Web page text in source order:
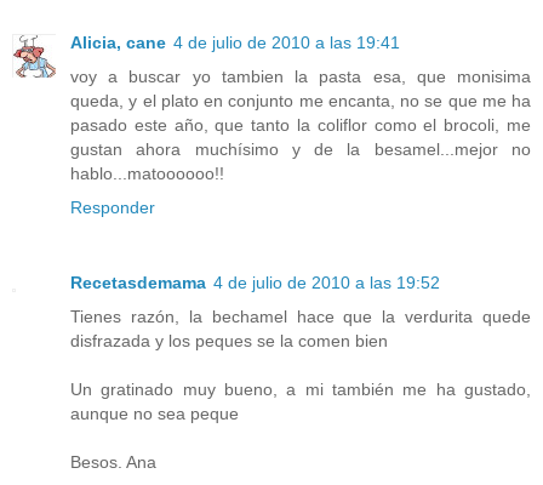
Alicia, cane 4 de julio de 2010 a las 19:41
voy a buscar yo tambien la pasta esa, que monisima
queda, y el plato en conjunto me encanta, no se que me ha
pasado este año, que tanto la coliflor como el brocoli, me
gustan ahora muchísimo y de la besamel...mejor no
hablo...matoooooo!!
Responder
Recetasdemama 4 de julio de 2010 a las 19:52
Tienes razón, la bechamel hace que la verdurita quede
disfrazada y los peques se la comen bien
Un gratinado muy bueno, a mi también me ha gustado,
aunque no sea peque
Besos. Ana